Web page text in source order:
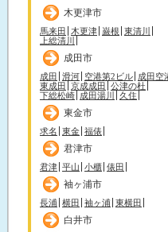
木更津市
馬来田 木更津 巌根 東清川
上総清川
成田市
成田 滑河 空港第2ビル 成田空
東成田 京成成田 公津の杜
下総松崎 成田湯川 久住
東金市
求名 東金 福俵
君津市
君津 平山 小櫃 俵田
袖ヶ浦市
長浦 横田 袖ヶ浦 東横田
白井市